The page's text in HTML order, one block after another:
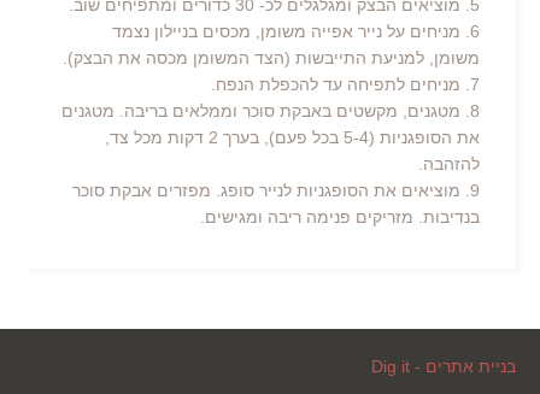
5. מוציאים הבצק ומגלגלים לכ- 30 כדורים ומתפיחים שוב.
6. מניחים על נייר אפייה משומן, מכסים בניילון נצמד
משומן, למניעת התייבשות (הצד המשומן מכסה את הבצק).
7. מניחים לתפיחה עד להכפלת הנפח.
8. מטגנים, מקשטים באבקת סוכר וממלאים בריבה. מטגנים
את הסופגניות (5-4 בכל פעם), בערך 2 דקות מכל צד,
להזהבה.
9. מוציאים את הסופגניות לנייר סופג. מפזרים אבקת סוכר
בנדיבות. מזריקים פנימה ריבה ומגישים.
בניית אתרים - Dig it